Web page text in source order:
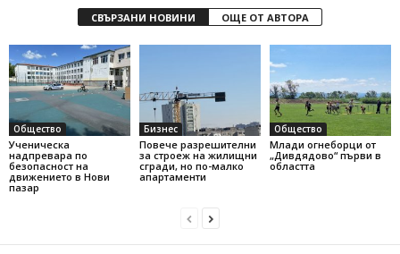
СВЪРЗАНИ НОВИНИ ОЩЕ ОТ АВТОРА
Общество
Ученическа
надпревара по
безопасност на
движението в Нови
пазар
Бизнес
Повече разрешителни
за строеж на жилищни
сгради, но по-малко
апартаменти
Общество
Млади огнеборци от
„Дивдядово“ първи в
областта